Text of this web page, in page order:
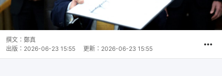
撰文： 鄭真
出版： 2026-06-23 15:55 更新： 2026-06-23 15:55